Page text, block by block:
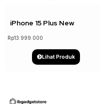
iPhone 15 Plus New
Rp13.999.000
Lihat Produk